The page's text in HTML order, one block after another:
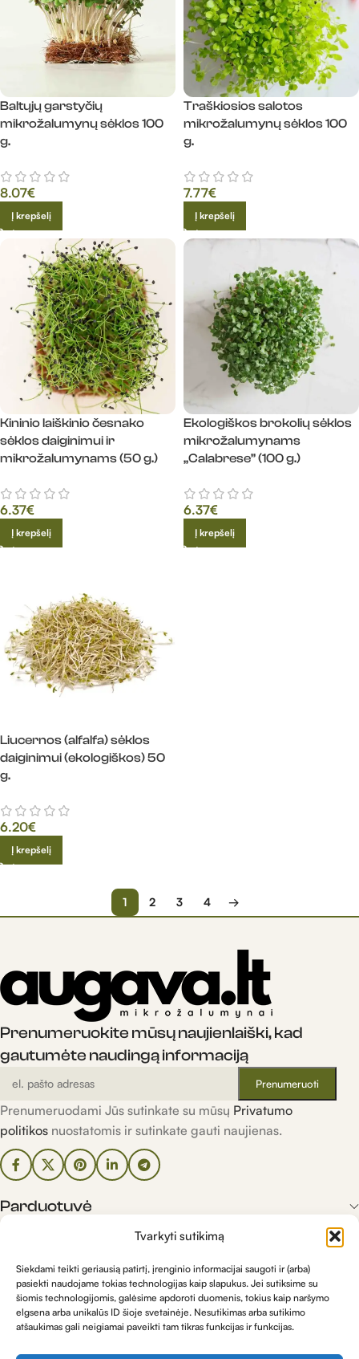
Tvarkyti sutikimą
Siekdami teikti geriausią patirtį, įrenginio informacijai saugoti ir (arba)
pasiekti naudojame tokias technologijas kaip slapukus. Jei sutiksime su
šiomis technologijomis, galėsime apdoroti duomenis, tokius kaip naršymo
elgsena arba unikalūs ID šioje svetainėje. Nesutikimas arba sutikimo
atšaukimas gali neigiamai paveikti tam tikras funkcijas ir funkcijas.
Baltųjų garstyčių
mikrožalumynų sėklos 100
g.
8.07€
Į krepšelį
Traškiosios salotos
mikrožalumynų sėklos 100
g.
7.77€
Į krepšelį
Kininio laiškinio česnako
sėklos daiginimui ir
mikrožalumynams (50 g.)
6.37€
Į krepšelį
Ekologiškos brokolių sėklos
mikrožalumynams
„Calabrese” (100 g.)
6.37€
Į krepšelį
Liucernos (alfalfa) sėklos
daiginimui (ekologiškos) 50
g.
6.20€
Į krepšelį
1 2 3 4 →
Prenumeruokite mūsų naujienlaiški, kad
gautumėte naudingą informaciją
Prenumeruodami Jūs sutinkate su mūsų Privatumo
politikos nuostatomis ir sutinkate gauti naujienas.
Parduotuvė
Kontaktai